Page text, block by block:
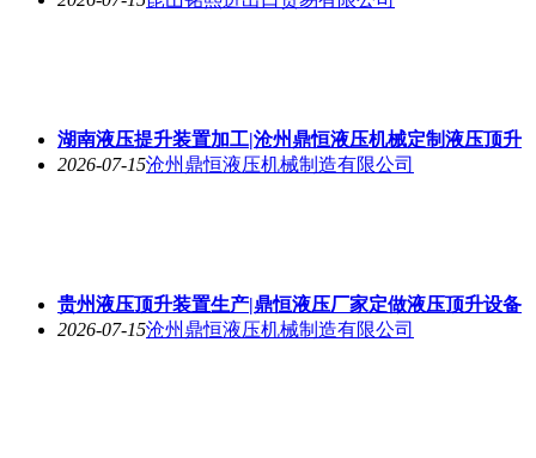
湖南液压提升装置加工|沧州鼎恒液压机械定制液压顶升
2026-07-15沧州鼎恒液压机械制造有限公司
贵州液压顶升装置生产|鼎恒液压厂家定做液压顶升设备
2026-07-15沧州鼎恒液压机械制造有限公司